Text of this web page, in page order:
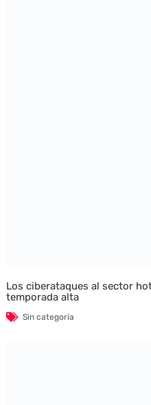
Los ciberataques al sector
temporada alta
Sin categoría